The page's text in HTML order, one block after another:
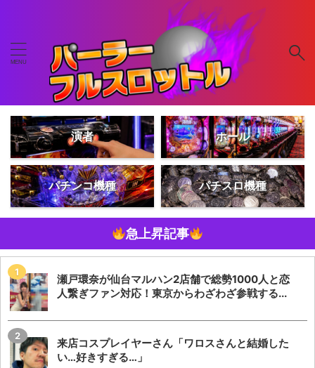
演者 ホール
パチンコ機種 パチスロ機種
急上昇記事
瀬戸環奈が仙台マルハン2店舗で総勢1000人と恋
人繋ぎファン対応！東京からわざわざ参戦する...
来店コスプレイヤーさん「ワロスさんと結婚した
い…好きすぎる…」